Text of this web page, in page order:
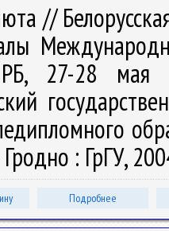
//
27-28 мая
: ГрГУ,
Подробнее